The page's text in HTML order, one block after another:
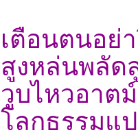
เตือนตนอ
สูงหล่นพลั
วูบไหวอาต
โลกธรรมแ